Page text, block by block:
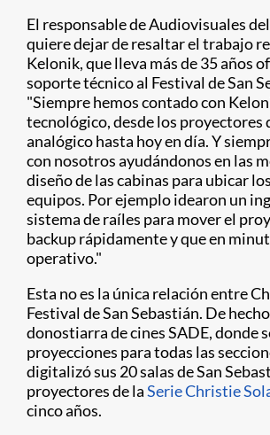
El responsable de Audiovisuales
quiere dejar de resaltar el trabajo
Kelonik, que lleva más de 35 años
soporte técnico al Festival de San
"Siempre hemos contado con
tecnológico, desde los proyectores
analógico hasta hoy en día. Y
con nosotros ayudándonos en las
diseño de las cabinas para ubicar
equipos. Por ejemplo idearon un
sistema de raíles para mover el
backup rápidamente y que en
operativo."
Esta no es la única relación entre
Festival de San Sebastián. De
donostiarra de cines SADE, donde
proyecciones para todas las
digitalizó sus 20 salas de San
proyectores de laSerie Christie
cinco años.